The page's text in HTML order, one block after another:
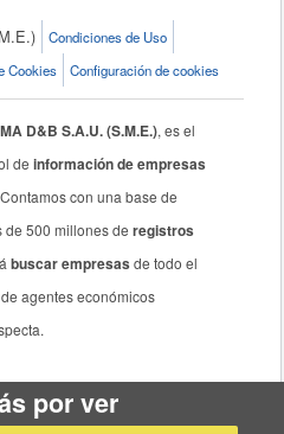
Condiciones de Uso
Cookies Configuración de cookies
D&B S.A.U. (S.M.E.), es el
deinformación de empresas
con una base de
de 500 millones deregistros
buscar empresas de todo el
agentes económicos
por ver